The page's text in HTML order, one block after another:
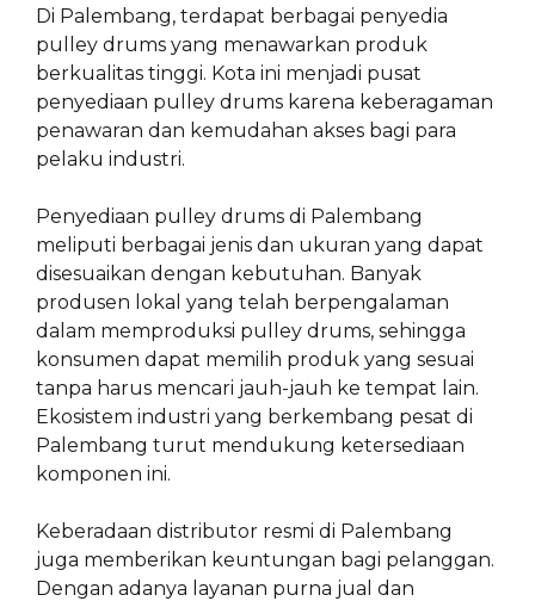
Di Palembang, terdapat berbagai penyedia
pulley drums yang menawarkan produk
berkualitas tinggi. Kota ini menjadi pusat
penyediaan pulley drums karena keberagaman
penawaran dan kemudahan akses bagi para
pelaku industri.
Penyediaan pulley drums di Palembang
meliputi berbagai jenis dan ukuran yang dapat
disesuaikan dengan kebutuhan. Banyak
produsen lokal yang telah berpengalaman
dalam memproduksi pulley drums, sehingga
konsumen dapat memilih produk yang sesuai
tanpa harus mencari jauh-jauh ke tempat lain.
Ekosistem industri yang berkembang pesat di
Palembang turut mendukung ketersediaan
komponen ini.
Keberadaan distributor resmi di Palembang
juga memberikan keuntungan bagi pelanggan.
Dengan adanya layanan purna jual dan